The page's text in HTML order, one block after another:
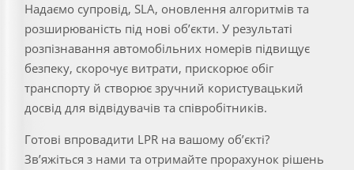
Надаємо супровід, SLA, оновлення алгоритмів та
розширюваність під нові об’єкти. У результаті
розпізнавання автомобільних номерів підвищує
безпеку, скорочує витрати, прискорює обіг
транспорту й створює зручний користувацький
досвід для відвідувачів та співробітників.
Готові впровадити LPR на вашому об’єкті?
Зв’яжіться з нами та отримайте прорахунок рішень